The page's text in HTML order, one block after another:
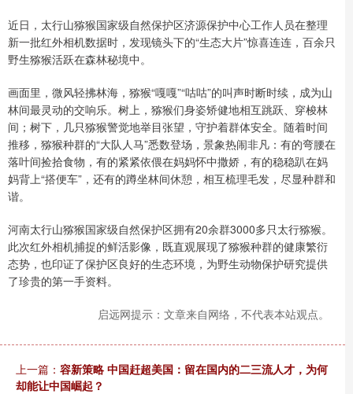
近日，太行山猕猴国家级自然保护区济源保护中心工作人员在整理
新一批红外相机数据时，发现镜头下的“生态大片”惊喜连连，百余只
野生猕猴活跃在森林秘境中。
画面里，微风轻拂林海，猕猴“嘎嘎”“咕咕”的叫声时断时续，成为山
林间最灵动的交响乐。树上，猕猴们身姿矫健地相互跳跃、穿梭林
间；树下，几只猕猴警觉地举目张望，守护着群体安全。随着时间
推移，猕猴种群的“大队人马”悉数登场，景象热闹非凡：有的弯腰在
落叶间捡拾食物，有的紧紧依偎在妈妈怀中撒娇，有的稳稳趴在妈
妈背上“搭便车”，还有的蹲坐林间休憩，相互梳理毛发，尽显种群和
谐。
河南太行山猕猴国家级自然保护区拥有20余群3000多只太行猕猴。
此次红外相机捕捉的鲜活影像，既直观展现了猕猴种群的健康繁衍
态势，也印证了保护区良好的生态环境，为野生动物保护研究提供
了珍贵的第一手资料。
启远网提示：文章来自网络，不代表本站观点。
上一篇： 容新策略 中国赶超美国：留在国内的二三流人才，为何
却能让中国崛起？